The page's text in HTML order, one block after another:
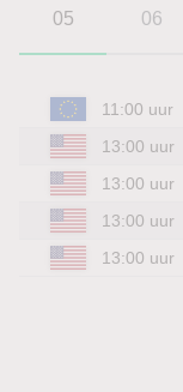
05 06
11:00 uur
13:00 uur
13:00 uur
13:00 uur
13:00 uur